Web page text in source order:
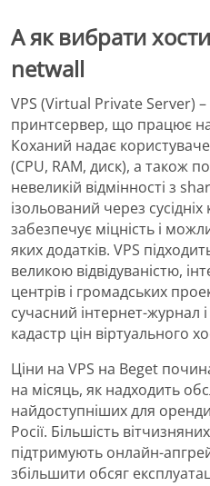
А як вибрати
netwall
VPS (Virtual Private Server)
принтсервер, що працює на
Коханий надає
(CPU, RAM, диск), а також
невеликій відмінності з
ізольований через
забезпечує міцність і
яких додатків. VPS
великою відвідуваністю,
центрів і громадських
сучасний інтернет-журнал
кадастр цін віртуального
Ціни на VPS на Beget
на місяць, як надходить
найдоступніших для
Росії. Більшість
підтримують онлайн-
збільшити обсяг